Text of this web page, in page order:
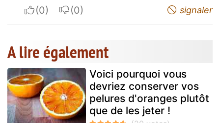
I apreciateI do not appreciate signaler
A lire également
Voici pourquoi vous
devriez conserver vos
pelures d'oranges plutôt
que de les jeter !